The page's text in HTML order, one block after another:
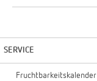
SERVICE
Fruchtbarkeitskalender